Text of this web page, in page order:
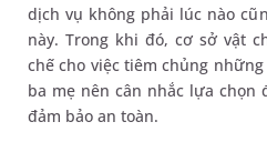
dịch vụ không phải lúc nào
này. Trong khi đó, cơ sở vật
chế cho việc tiêm chủng
ba mẹ nên cân nhắc lựa chọn
đảm bảo an toàn.